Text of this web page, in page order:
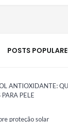
POSTS
ANTIOXIDANTE:
PELE
proteção solar